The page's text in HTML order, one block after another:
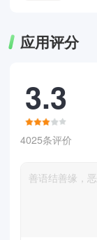
应用评分
3.3
4025条评价